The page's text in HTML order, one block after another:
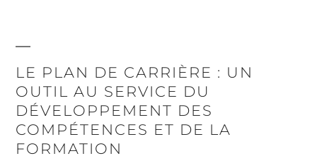
LE PLAN DE CARRIÈRE : UN
OUTIL AU SERVICE DU
DÉVELOPPEMENT DES
COMPÉTENCES ET DE LA
FORMATION